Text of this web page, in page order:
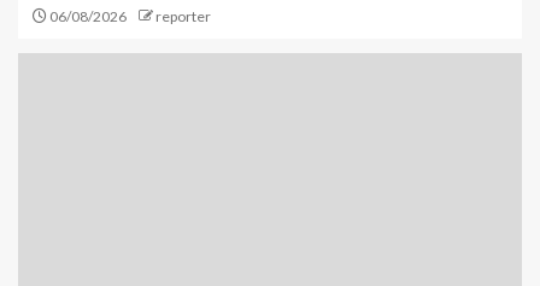
06/08/2026 reporter